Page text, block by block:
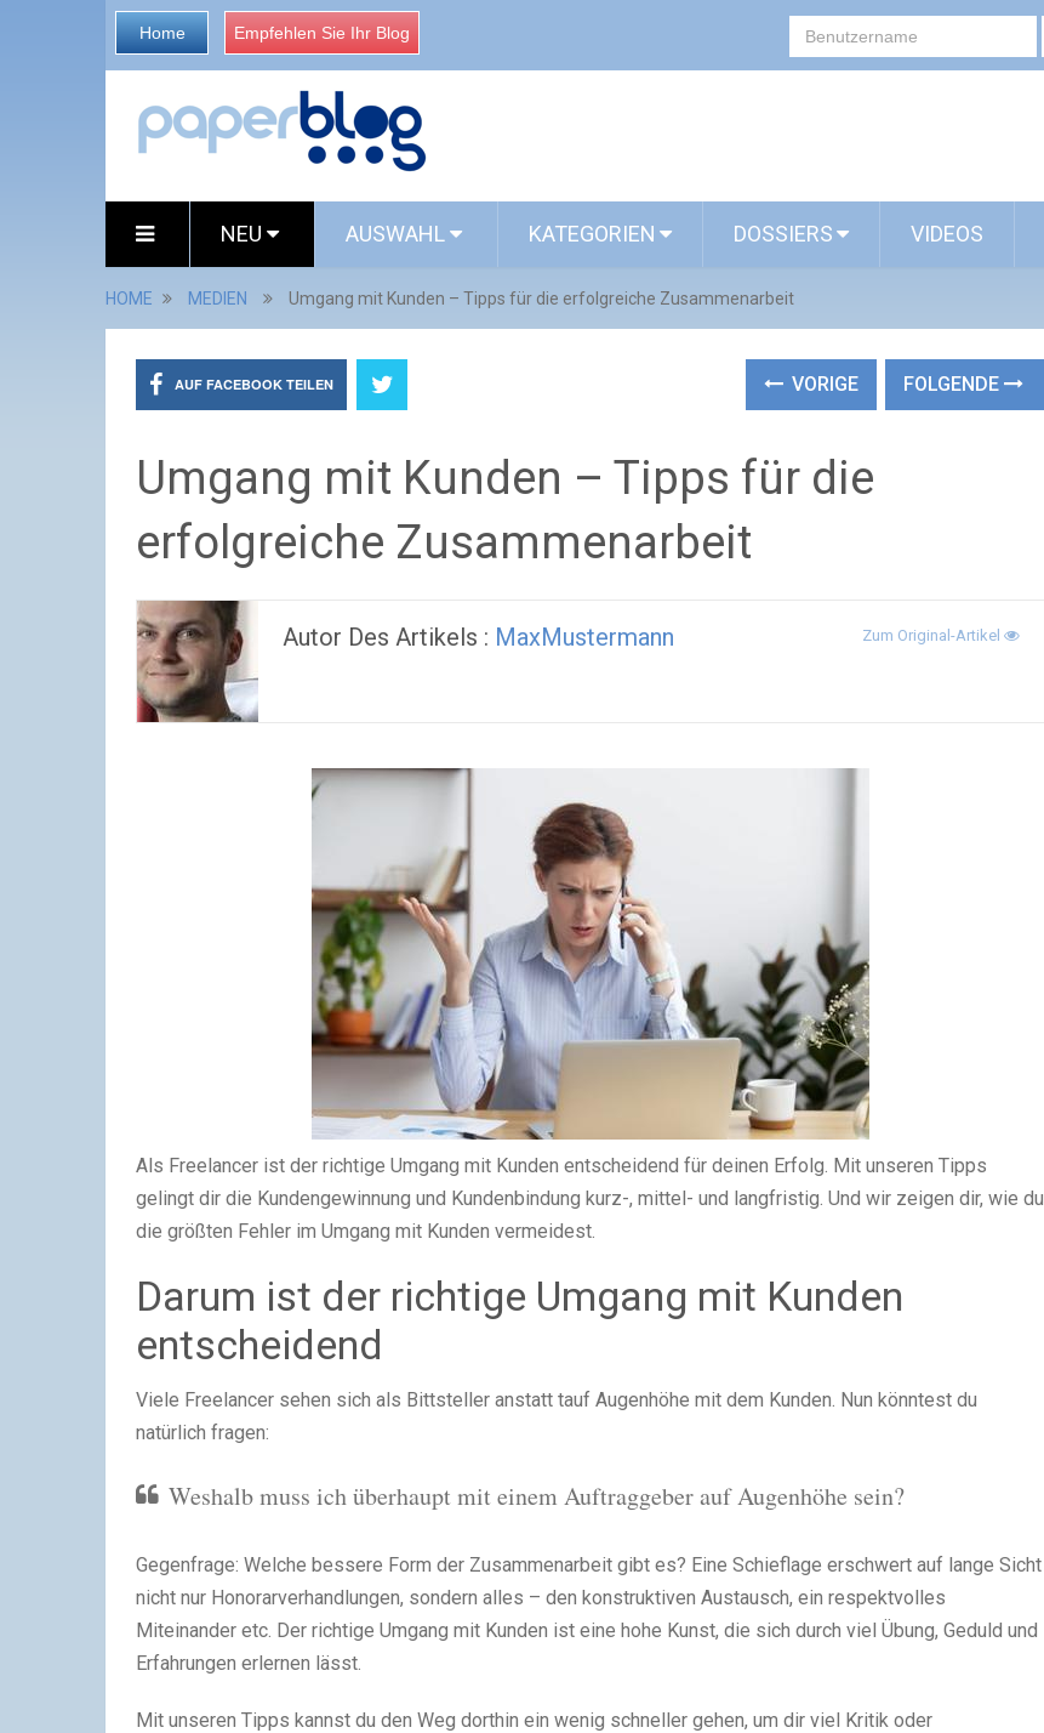
Home Empfehlen Sie Ihr Blog
NEU AUSWAHL KATEGORIEN DOSSIERS VIDEOS
HOME MEDIEN Umgang mit Kunden – Tipps für die erfolgreiche Zusammenarbeit
AUF FACEBOOK TEILEN VORIGE FOLGENDE
Umgang mit Kunden – Tipps für die
erfolgreiche Zusammenarbeit
Autor Des Artikels : MaxMustermann Zum Original-Artikel
Als Freelancer ist der richtige Umgang mit Kunden entscheidend für deinen Erfolg. Mit unseren Tipps
gelingt dir die Kundengewinnung und Kundenbindung kurz-, mittel- und langfristig. Und wir zeigen dir, wie du
die größten Fehler im Umgang mit Kunden vermeidest.
Darum ist der richtige Umgang mit Kunden
entscheidend
Viele Freelancer sehen sich als Bittsteller anstatt tauf Augenhöhe mit dem Kunden. Nun könntest du
natürlich fragen:
Weshalb muss ich überhaupt mit einem Auftraggeber auf Augenhöhe sein?
Gegenfrage: Welche bessere Form der Zusammenarbeit gibt es? Eine Schieflage erschwert auf lange Sicht
nicht nur Honorarverhandlungen, sondern alles – den konstruktiven Austausch, ein respektvolles
Miteinander etc. Der richtige Umgang mit Kunden ist eine hohe Kunst, die sich durch viel Übung, Geduld und
Erfahrungen erlernen lässt.
Mit unseren Tipps kannst du den Weg dorthin ein wenig schneller gehen, um dir viel Kritik oder